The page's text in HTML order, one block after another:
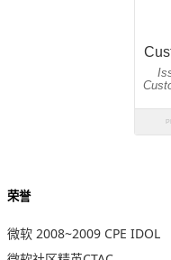
荣誉
微软 2008~2009 CPE IDOL